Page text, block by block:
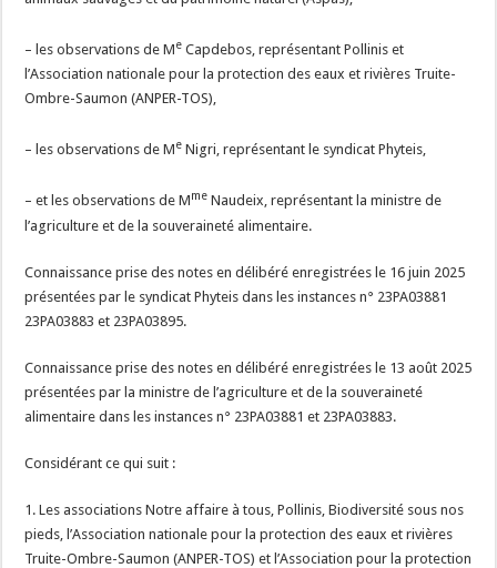
– les observations de Me Capdebos, représentant Pollinis et
l’Association nationale pour la protection des eaux et rivières Truite-
Ombre-Saumon (ANPER-TOS),
– les observations de Me Nigri, représentant le syndicat Phyteis,
– et les observations de Mme Naudeix, représentant la ministre de
l’agriculture et de la souveraineté alimentaire.
Connaissance prise des notes en délibéré enregistrées le 16 juin 2025
présentées par le syndicat Phyteis dans les instances n° 23PA03881
23PA03883 et 23PA03895.
Connaissance prise des notes en délibéré enregistrées le 13 août 2025
présentées par la ministre de l’agriculture et de la souveraineté
alimentaire dans les instances n° 23PA03881 et 23PA03883.
Considérant ce qui suit :
1. Les associations Notre affaire à tous, Pollinis, Biodiversité sous nos
pieds, l’Association nationale pour la protection des eaux et rivières
Truite-Ombre-Saumon (ANPER-TOS) et l’Association pour la protection